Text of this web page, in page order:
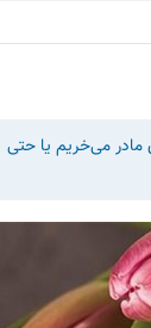
مادر می‌خریم یا حتی